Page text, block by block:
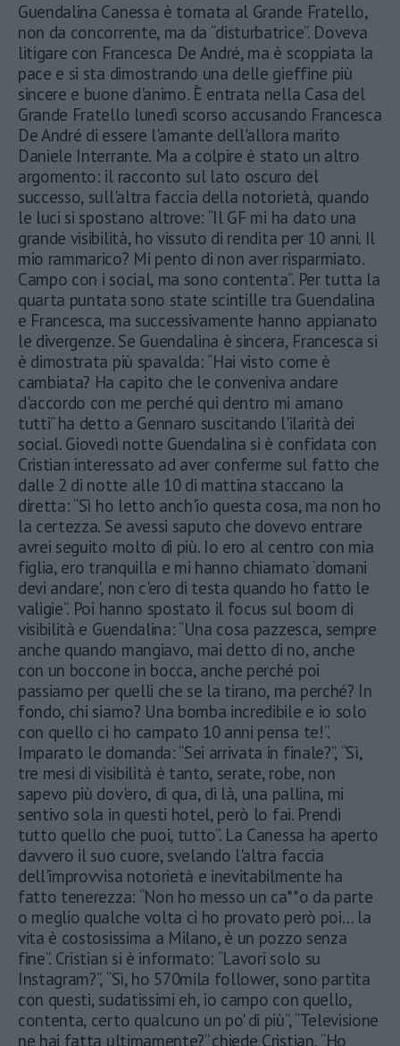
Guendalina Canessa è tornata al Grande Fratello,
non da concorrente, ma da “disturbatrice”. Doveva
litigare con Francesca De André, ma è scoppiata la
pace e si sta dimostrando una delle gieffine più
sincere e buone d'animo. È entrata nella Casa del
Grande Fratello lunedì scorso accusando Francesca
De André di essere l'amante dell'allora marito
Daniele Interrante. Ma a colpire è stato un altro
argomento: il racconto sul lato oscuro del
successo, sull'altra faccia della notorietà, quando
le luci si spostano altrove: “Il GF mi ha dato una
grande visibilità, ho vissuto di rendita per 10 anni. Il
mio rammarico? Mi pento di non aver risparmiato.
Campo con i social, ma sono contenta”. Per tutta la
quarta puntata sono state scintille tra Guendalina
e Francesca, ma successivamente hanno appianato
le divergenze. Se Guendalina è sincera, Francesca si
è dimostrata più spavalda: “Hai visto come è
cambiata? Ha capito che le conveniva andare
d'accordo con me perché qui dentro mi amano
tutti” ha detto a Gennaro suscitando l'ilarità dei
social. Giovedì notte Guendalina si è confidata con
Cristian interessato ad aver conferme sul fatto che
dalle 2 di notte alle 10 di mattina staccano la
diretta: “Sì ho letto anch'io questa cosa, ma non ho
la certezza. Se avessi saputo che dovevo entrare
avrei seguito molto di più. Io ero al centro con mia
figlia, ero tranquilla e mi hanno chiamato ‘domani
devi andare', non c'ero di testa quando ho fatto le
valigie”. Poi hanno spostato il focus sul boom di
visibilità e Guendalina: “Una cosa pazzesca, sempre
anche quando mangiavo, mai detto di no, anche
con un boccone in bocca, anche perché poi
passiamo per quelli che se la tirano, ma perché? In
fondo, chi siamo? Una bomba incredibile e io solo
con quello ci ho campato 10 anni pensa te!”.
Imparato le domanda: “Sei arrivata in finale?”, “Sì,
tre mesi di visibilità è tanto, serate, robe, non
sapevo più dov'ero, di qua, di là, una pallina, mi
sentivo sola in questi hotel, però lo fai. Prendi
tutto quello che puoi, tutto”. La Canessa ha aperto
davvero il suo cuore, svelando l'altra faccia
dell'improvvisa notorietà e inevitabilmente ha
fatto tenerezza: “Non ho messo un ca**o da parte
o meglio qualche volta ci ho provato però poi… la
vita è costosissima a Milano, è un pozzo senza
fine”. Cristian si è informato: “Lavori solo su
Instagram?”, “Sì, ho 570mila follower, sono partita
con questi, sudatissimi eh, io campo con quello,
contenta, certo qualcuno un po' di più”, “Televisione
ne hai fatta ultimamente?” chiede Cristian, “Ho